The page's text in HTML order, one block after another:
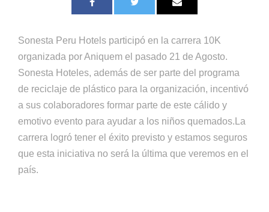
Sonesta Peru Hotels participó en la carrera 10K
organizada por Aniquem el pasado 21 de Agosto.
Sonesta Hoteles, además de ser parte del programa
de reciclaje de plástico para la organización, incentivó
a sus colaboradores formar parte de este cálido y
emotivo evento para ayudar a los niños quemados.La
carrera logró tener el éxito previsto y estamos seguros
que esta iniciativa no será la última que veremos en el
país.